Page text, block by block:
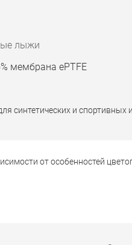
лыжи
мембрана ePTFE
синтетических и спортивных
от особенностей